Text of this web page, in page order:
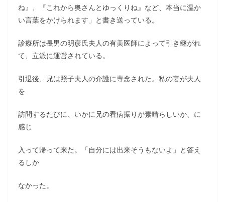
ね』、『これから奥さんとゆっくりね』など、本当に温か
い言葉をかけられます」と書き送っている。
診療所は長男の明彦氏夫人の有美医師によって引き継がれ
て、立派に運営されている。
引退後、兄は照子夫人の介護に専念された。私の妻が夫人
を
訪問するたびに、いかに兄の看病振りが素晴らしいか、に
感じ
入って帰って来た。「自分には出来そうもないよ」と答え
るしか
なかった。